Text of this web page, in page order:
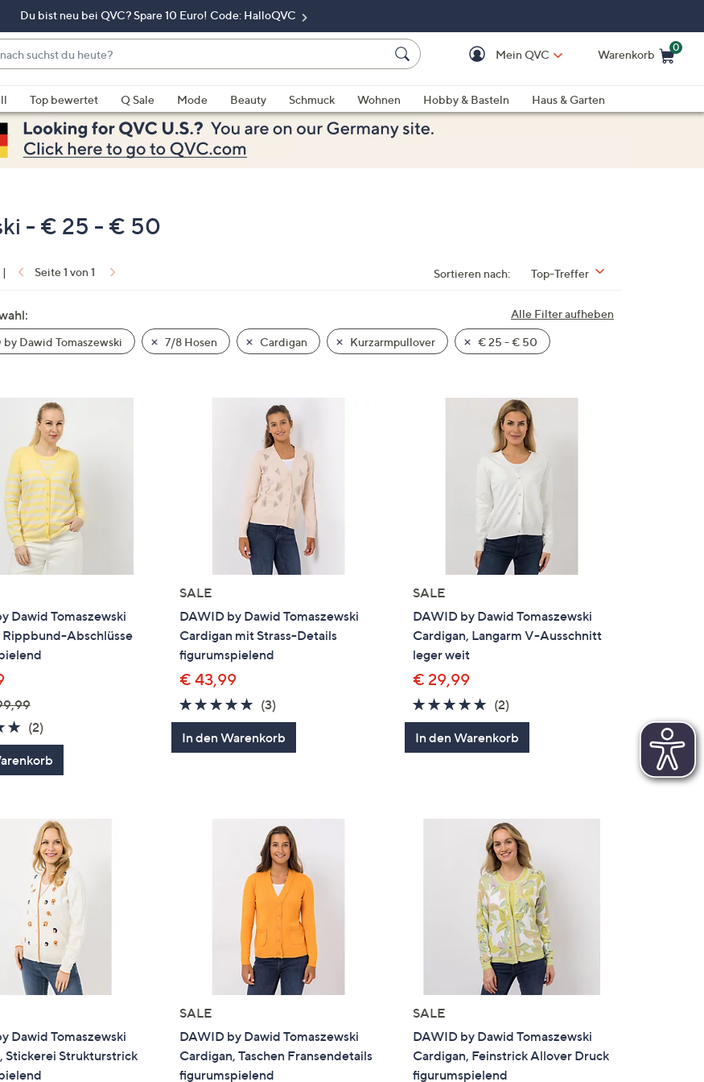
Du bist neu bei QVC? Spare 10 Euro! Code: HalloQVC
Mein QVC Warenkorb
0
Top bewertet Q Sale Mode Beauty Schmuck Wohnen Hobby & Basteln
Haus & Garten
- € 25 - € 50
| Seite 1 von 1 Sortieren nach: Top-Treffer
Alle Filter aufheben
by Dawid Tomaszewski 7/8 Hosen Cardigan Kurzarmpullover € 25 - € 50
Dawid Tomaszewski
Rippbund-Abschlüsse
5.0
von
5
(2)2
Bewertungen
SALE
DAWID by Dawid Tomaszewski
Cardigan mit Strass-Details
figurumspielend
€ 43,99
5.0
von
5
(3)
Bewertungen
In den Warenkorb
SALE
DAWID by Dawid Tomaszewski
Cardigan, Langarm V-Ausschnitt
leger weit
€ 29,99
5.0
von
5
(2)
Bewertungen
In den Warenkorb
Dawid Tomaszewski
Stickerei Strukturstrick
SALE
DAWID by Dawid Tomaszewski
Cardigan, Taschen Fransendetails
figurumspielend
SALE
DAWID by Dawid Tomaszewski
Cardigan, Feinstrick Allover Druck
figurumspielend